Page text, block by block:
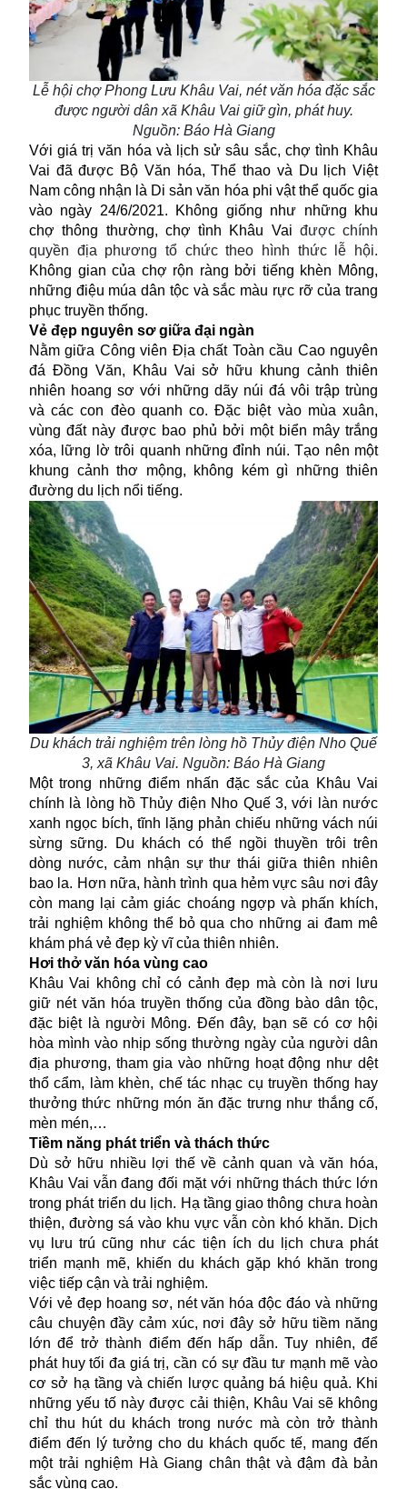
Lễ hội chợ Phong Lưu Khâu Vai, nét văn hóa đặc sắc
được người dân xã Khâu Vai giữ gìn, phát huy.
Nguồn: Báo Hà Giang
Với giá trị văn hóa và lịch sử sâu sắc, chợ tình Khâu
Vai đã được Bộ Văn hóa, Thể thao và Du lịch Việt
Nam công nhận là Di sản văn hóa phi vật thể quốc gia
vào ngày 24/6/2021.
Không giống như những khu
chợ thông thường, chợ tình Khâu Vai được chính
quyền địa phương tổ chức theo hình thức lễ hội.
Không gian của chợ rộn ràng bởi tiếng khèn Mông,
những điệu múa dân tộc và sắc màu rực rỡ của trang
phục truyền thống.
Vẻ đẹp nguyên sơ giữa đại ngàn
Nằm giữa Công viên Địa chất Toàn cầu Cao nguyên
đá Đồng Văn, Khâu Vai sở hữu khung cảnh thiên
nhiên hoang sơ với những dãy núi đá vôi trập trùng
và các con đèo quanh co. Đặc biệt vào mùa xuân,
vùng đất này được bao phủ bởi một biển mây trắng
xóa, lững lờ trôi quanh những đỉnh núi. Tạo nên một
khung cảnh thơ mộng, không kém gì những thiên
đường du lịch nổi tiếng.
Du khách trải nghiệm trên lòng hồ Thủy điện Nho Quế
3, xã Khâu Vai. Nguồn: Báo Hà Giang
Một trong những điểm nhấn đặc sắc của Khâu Vai
chính là lòng hồ Thủy điện Nho Quế 3, với làn nước
xanh ngọc bích, tĩnh lặng phản chiếu những vách núi
sừng sững. Du khách có thể ngồi thuyền trôi trên
dòng nước, cảm nhận sự thư thái giữa thiên nhiên
bao la. Hơn nữa, hành trình qua hẻm vực sâu nơi đây
còn mang lại cảm giác choáng ngợp và phấn khích,
trải nghiệm không thể bỏ qua cho những ai đam mê
khám phá vẻ đẹp kỳ vĩ của thiên nhiên.
Hơi thở văn hóa vùng cao
Khâu Vai không chỉ có cảnh đẹp mà còn là nơi lưu
giữ nét văn hóa truyền thống của đồng bào dân tộc,
đặc biệt là người Mông. Đến đây, bạn sẽ có cơ hội
hòa mình vào nhịp sống thường ngày của người dân
địa phương, tham gia vào những hoạt động như dệt
thổ cẩm, làm khèn, chế tác nhạc cụ truyền thống hay
thưởng thức những món ăn đặc trưng như thắng cố,
mèn mén,…
Tiềm năng phát triển và thách thức
Dù sở hữu nhiều lợi thế về cảnh quan và văn hóa,
Khâu Vai vẫn đang đối mặt với những thách thức lớn
trong phát triển du lịch. Hạ tầng giao thông chưa hoàn
thiện, đường sá vào khu vực vẫn còn khó khăn. Dịch
vụ lưu trú cũng như các tiện ích du lịch chưa phát
triển mạnh mẽ, khiến du khách gặp khó khăn trong
việc tiếp cận và trải nghiệm.
Với vẻ đẹp hoang sơ, nét văn hóa độc đáo và những
câu chuyện đầy cảm xúc, nơi đây sở hữu tiềm năng
lớn để trở thành điểm đến hấp dẫn. Tuy nhiên, để
phát huy tối đa giá trị, cần có sự đầu tư mạnh mẽ vào
cơ sở hạ tầng và chiến lược quảng bá hiệu quả. Khi
những yếu tố này được cải thiện, Khâu Vai sẽ không
chỉ thu hút du khách trong nước mà còn trở thành
điểm đến lý tưởng cho du khách quốc tế, mang đến
một trải nghiệm Hà Giang chân thật và đậm đà bản
sắc vùng cao.